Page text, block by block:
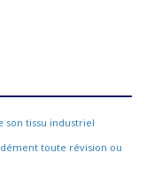
son tissu industriel
toute révision ou